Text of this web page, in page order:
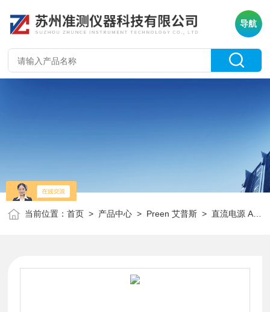
导航
当前位置：首页 > 产品中心 > Preen 艾普斯 >直流电源 ADG系列